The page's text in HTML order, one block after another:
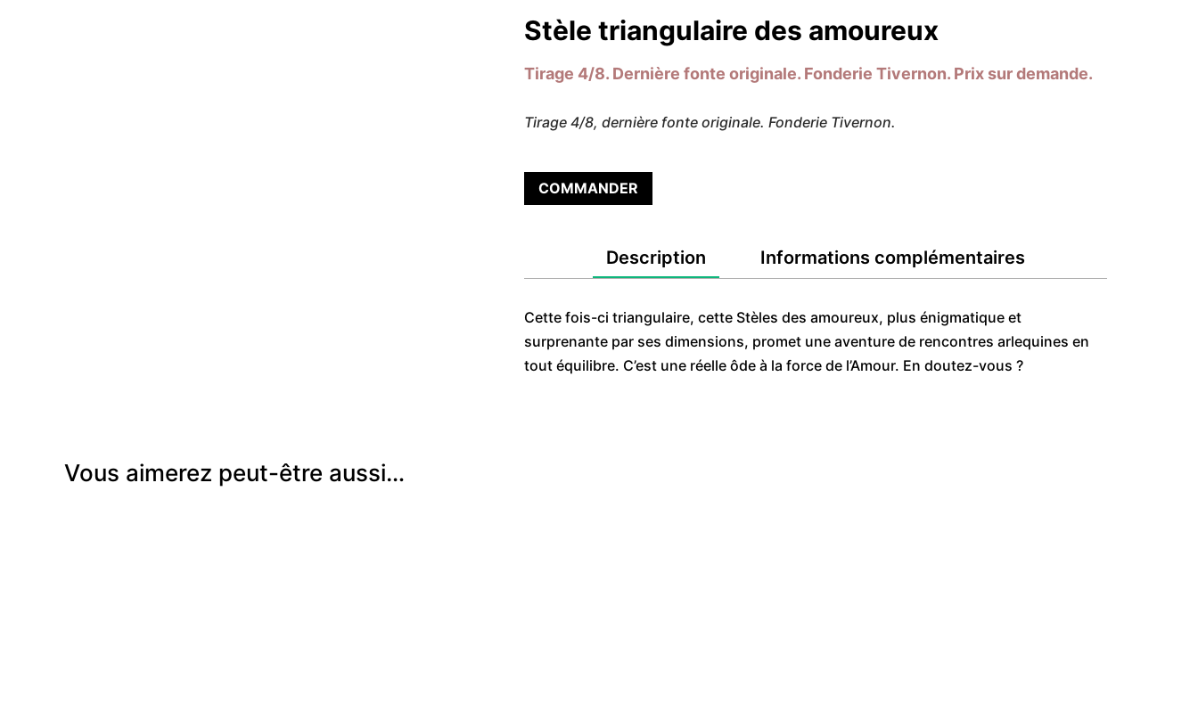
Stèle triangulaire des amoureux
Tirage 4/8. Dernière fonte originale. Fonderie Tivernon. Prix sur demande.
Tirage 4/8, dernière fonte originale. Fonderie Tivernon.
COMMANDER
Description Informations complémentaires
Cette fois-ci triangulaire, cette Stèles des amoureux, plus énigmatique et
surprenante par ses dimensions, promet une aventure de rencontres arlequines en
tout équilibre. C’est une réelle ôde à la force de l’Amour. En doutez-vous ?
Vous aimerez peut-être aussi…